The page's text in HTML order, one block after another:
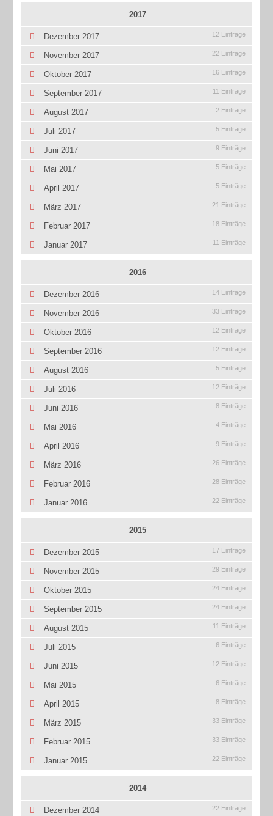
2017
Dezember 2017 12 Einträge
November 2017 22 Einträge
Oktober 2017 16 Einträge
September 2017 11 Einträge
August 2017 2 Einträge
Juli 2017 5 Einträge
Juni 2017 9 Einträge
Mai 2017 5 Einträge
April 2017 5 Einträge
März 2017 21 Einträge
Februar 2017 18 Einträge
Januar 2017 11 Einträge
2016
Dezember 2016 14 Einträge
November 2016 33 Einträge
Oktober 2016 12 Einträge
September 2016 12 Einträge
August 2016 5 Einträge
Juli 2016 12 Einträge
Juni 2016 8 Einträge
Mai 2016 4 Einträge
April 2016 9 Einträge
März 2016 26 Einträge
Februar 2016 28 Einträge
Januar 2016 22 Einträge
2015
Dezember 2015 17 Einträge
November 2015 29 Einträge
Oktober 2015 24 Einträge
September 2015 24 Einträge
August 2015 11 Einträge
Juli 2015 6 Einträge
Juni 2015 12 Einträge
Mai 2015 6 Einträge
April 2015 8 Einträge
März 2015 33 Einträge
Februar 2015 33 Einträge
Januar 2015 22 Einträge
2014
Dezember 2014 22 Einträge